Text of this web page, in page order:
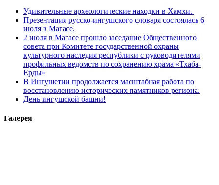
Удивительные археологические находки в Хамхи.
Презентация русско-ингушского словаря состоялась 6
июля в Магасе.
2 июля в Магасе прошло заседание Общественного
совета при Комитете государственной охраны
культурного наследия республики с руководителями
профильных ведомств по сохранению храма «Тхаба-
Ерды»
В Ингушетии продолжается масштабная работа по
восстановлению исторических памятников региона.
День ингушской башни!
Галерея